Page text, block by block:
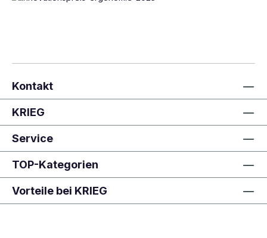
Kontakt
KRIEG
Service
TOP-Kategorien
Vorteile bei KRIEG